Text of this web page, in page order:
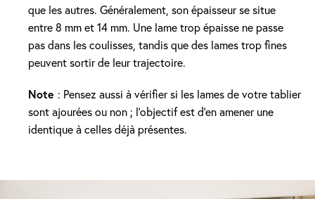
que les autres. Généralement, son épaisseur se situe
entre 8 mm et 14 mm. Une lame trop épaisse ne passe
pas dans les coulisses, tandis que des lames trop fines
peuvent sortir de leur trajectoire.
Note : Pensez aussi à vérifier si les lames de votre tablier
sont ajourées ou non ; l’objectif est d’en amener une
identique à celles déjà présentes.